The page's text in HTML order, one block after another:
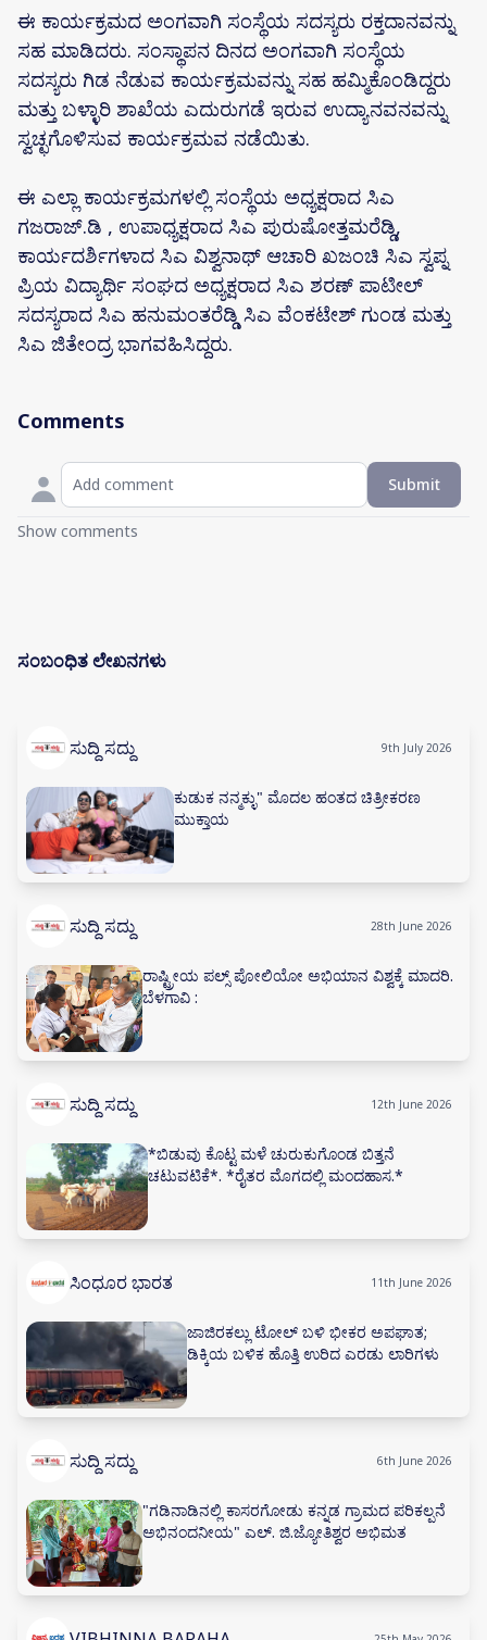
ಈ ಕಾರ್ಯಕ್ರಮದ ಅಂಗವಾಗಿ ಸಂಸ್ಥೆಯ ಸದಸ್ಯರು ರಕ್ತದಾನವನ್ನು
ಸಹ ಮಾಡಿದರು. ಸಂಸ್ಥಾಪನ ದಿನದ ಅಂಗವಾಗಿ ಸಂಸ್ಥೆಯ
ಸದಸ್ಯರು ಗಿಡ ನೆಡುವ ಕಾರ್ಯಕ್ರಮವನ್ನು ಸಹ ಹಮ್ಮಿಕೊಂಡಿದ್ದರು
ಮತ್ತು ಬಳ್ಳಾರಿ ಶಾಖೆಯ ಎದುರುಗಡೆ ಇರುವ ಉದ್ಯಾನವನವನ್ನು
ಸ್ವಚ್ಛಗೊಳಿಸುವ ಕಾರ್ಯಕ್ರಮವ ನಡೆಯಿತು.
ಈ ಎಲ್ಲಾ ಕಾರ್ಯಕ್ರಮಗಳಲ್ಲಿ ಸಂಸ್ಥೆಯ ಅಧ್ಯಕ್ಷರಾದ ಸಿಎ
ಗಜರಾಜ್.ಡಿ , ಉಪಾಧ್ಯಕ್ಷರಾದ ಸಿಎ ಪುರುಷೋತ್ತಮರೆಡ್ಡಿ,
ಕಾರ್ಯದರ್ಶಿಗಳಾದ ಸಿಎ ವಿಶ್ವನಾಥ್ ಆಚಾರಿ ಖಜಂಚಿ ಸಿಎ ಸ್ವಪ್ನ
ಪ್ರಿಯ ವಿದ್ಯಾರ್ಥಿ ಸಂಘದ ಅಧ್ಯಕ್ಷರಾದ ಸಿಎ ಶರಣ್ ಪಾಟೀಲ್
ಸದಸ್ಯರಾದ ಸಿಎ ಹನುಮಂತರೆಡ್ಡಿ ಸಿಎ ವೆಂಕಟೇಶ್ ಗುಂಡ ಮತ್ತು
ಸಿಎ ಜಿತೇಂದ್ರ ಭಾಗವಹಿಸಿದ್ದರು.
Comments
Submit
Show comments
ಸಂಬಂಧಿತ ಲೇಖನಗಳು
ಸುದ್ದಿ ಸದ್ದು 9th July 2026
ಕುಡುಕ ನನ್ಮಕ್ಳು" ಮೊದಲ ಹಂತದ ಚಿತ್ರೀಕರಣ
ಮುಕ್ತಾಯ
ಸುದ್ದಿ ಸದ್ದು 28th June 2026
ರಾಷ್ಟ್ರೀಯ ಪಲ್ಸ್ ಪೋಲಿಯೋ ಅಭಿಯಾನ ವಿಶ್ವಕ್ಕೆ ಮಾದರಿ.
ಬೆಳಗಾವಿ :
ಸುದ್ದಿ ಸದ್ದು 12th June 2026
*ಬಿಡುವು ಕೊಟ್ಟ ಮಳೆ ಚುರುಕುಗೊಂಡ ಬಿತ್ತನೆ
ಚಟುವಟಿಕೆ*. *ರೈತರ ಮೊಗದಲ್ಲಿ ಮಂದಹಾಸ.*
ಸಿಂಧೂರ ಭಾರತ 11th June 2026
ಜಾಜಿರಕಲ್ಲು ಟೋಲ್ ಬಳಿ ಭೀಕರ ಅಪಘಾತ;
ಡಿಕ್ಕಿಯ ಬಳಿಕ ಹೊತ್ತಿ ಉರಿದ ಎರಡು ಲಾರಿಗಳು
ಸುದ್ದಿ ಸದ್ದು 6th June 2026
"ಗಡಿನಾಡಿನಲ್ಲಿ ಕಾಸರಗೋಡು ಕನ್ನಡ ಗ್ರಾಮದ ಪರಿಕಲ್ಪನೆ
ಅಭಿನಂದನೀಯ" ಎಲ್. ಜಿ.ಜ್ಯೋತಿಶ್ವರ ಅಭಿಮತ